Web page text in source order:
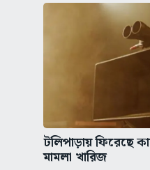
টলিপাড়ায় ফিরেছে
মামলা খারিজ